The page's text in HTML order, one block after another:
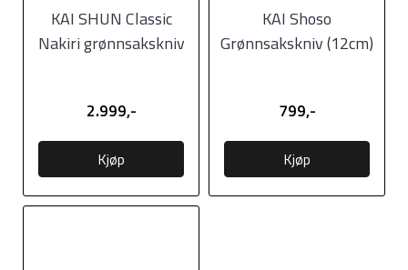
KAI SHUN Classic
Nakiri grønnsakskniv
2.999,-
Kjøp
KAI Shoso
Grønnsakskniv (12cm)
799,-
Kjøp